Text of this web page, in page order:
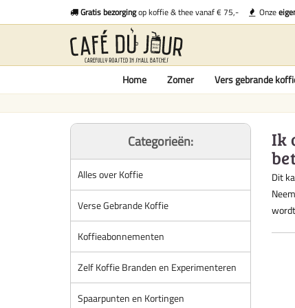
Gratis bezorgingop koffie & thee vanaf € 75,- Onze
Home Zomer Vers gebrande
Ik
Dit
Neem
Categorieën:
Alles over Koffie
Verse Gebrande Koffie
Koffieabonnementen
Zelf Koffie Branden en Experimenteren
Spaarpunten en Kortingen